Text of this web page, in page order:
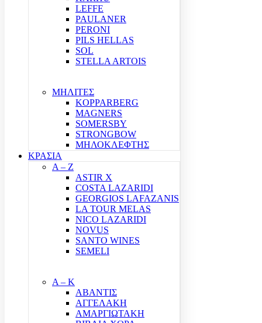
LEFFE
PAULANER
PERONI
PILS HELLAS
SOL
STELLA ARTOIS
ΜΗΛΙΤΕΣ
KOPPARBERG
MAGNERS
SOMERSBY
STRONGBOW
ΜΗΛΟΚΛΕΦΤΗΣ
ΚΡΑΣΙΑ
A – Z
ASTIR X
COSTA LAZARIDI
GEORGIOS LAFAZANIS
LA TOUR MELAS
NICO LAZARIDI
NOVUS
SANTO WINES
SEMELI
Α – Κ
ΑΒΑΝΤΙΣ
ΑΓΓΕΛΑΚΗ
ΑΜΑΡΓΙΩΤΑΚΗ